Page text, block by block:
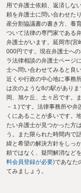
用で弁護士依頼、返済しな
頼を弁護士に問い合わせた
産分割協議書の書き方、養
ついて法律の専門家である
弁護士がいます。延岡市(宮
000円です。現在弁護士へ
ラ法律相談の弁護士ページ
士へ問い合わせてみると良
近くや行政の中心地に事務
は次のような8の駅があり
岡、旭ケ丘、土々呂です。
－１)です。法律事務所や
くにあることが多いです。
たい弁護士が見つかった方
う。また限られた時間内で
緯と希望の解決方針をしっ
頼ではなく、疑問解消など
料会員登録が必要)であなた
てみましょう。